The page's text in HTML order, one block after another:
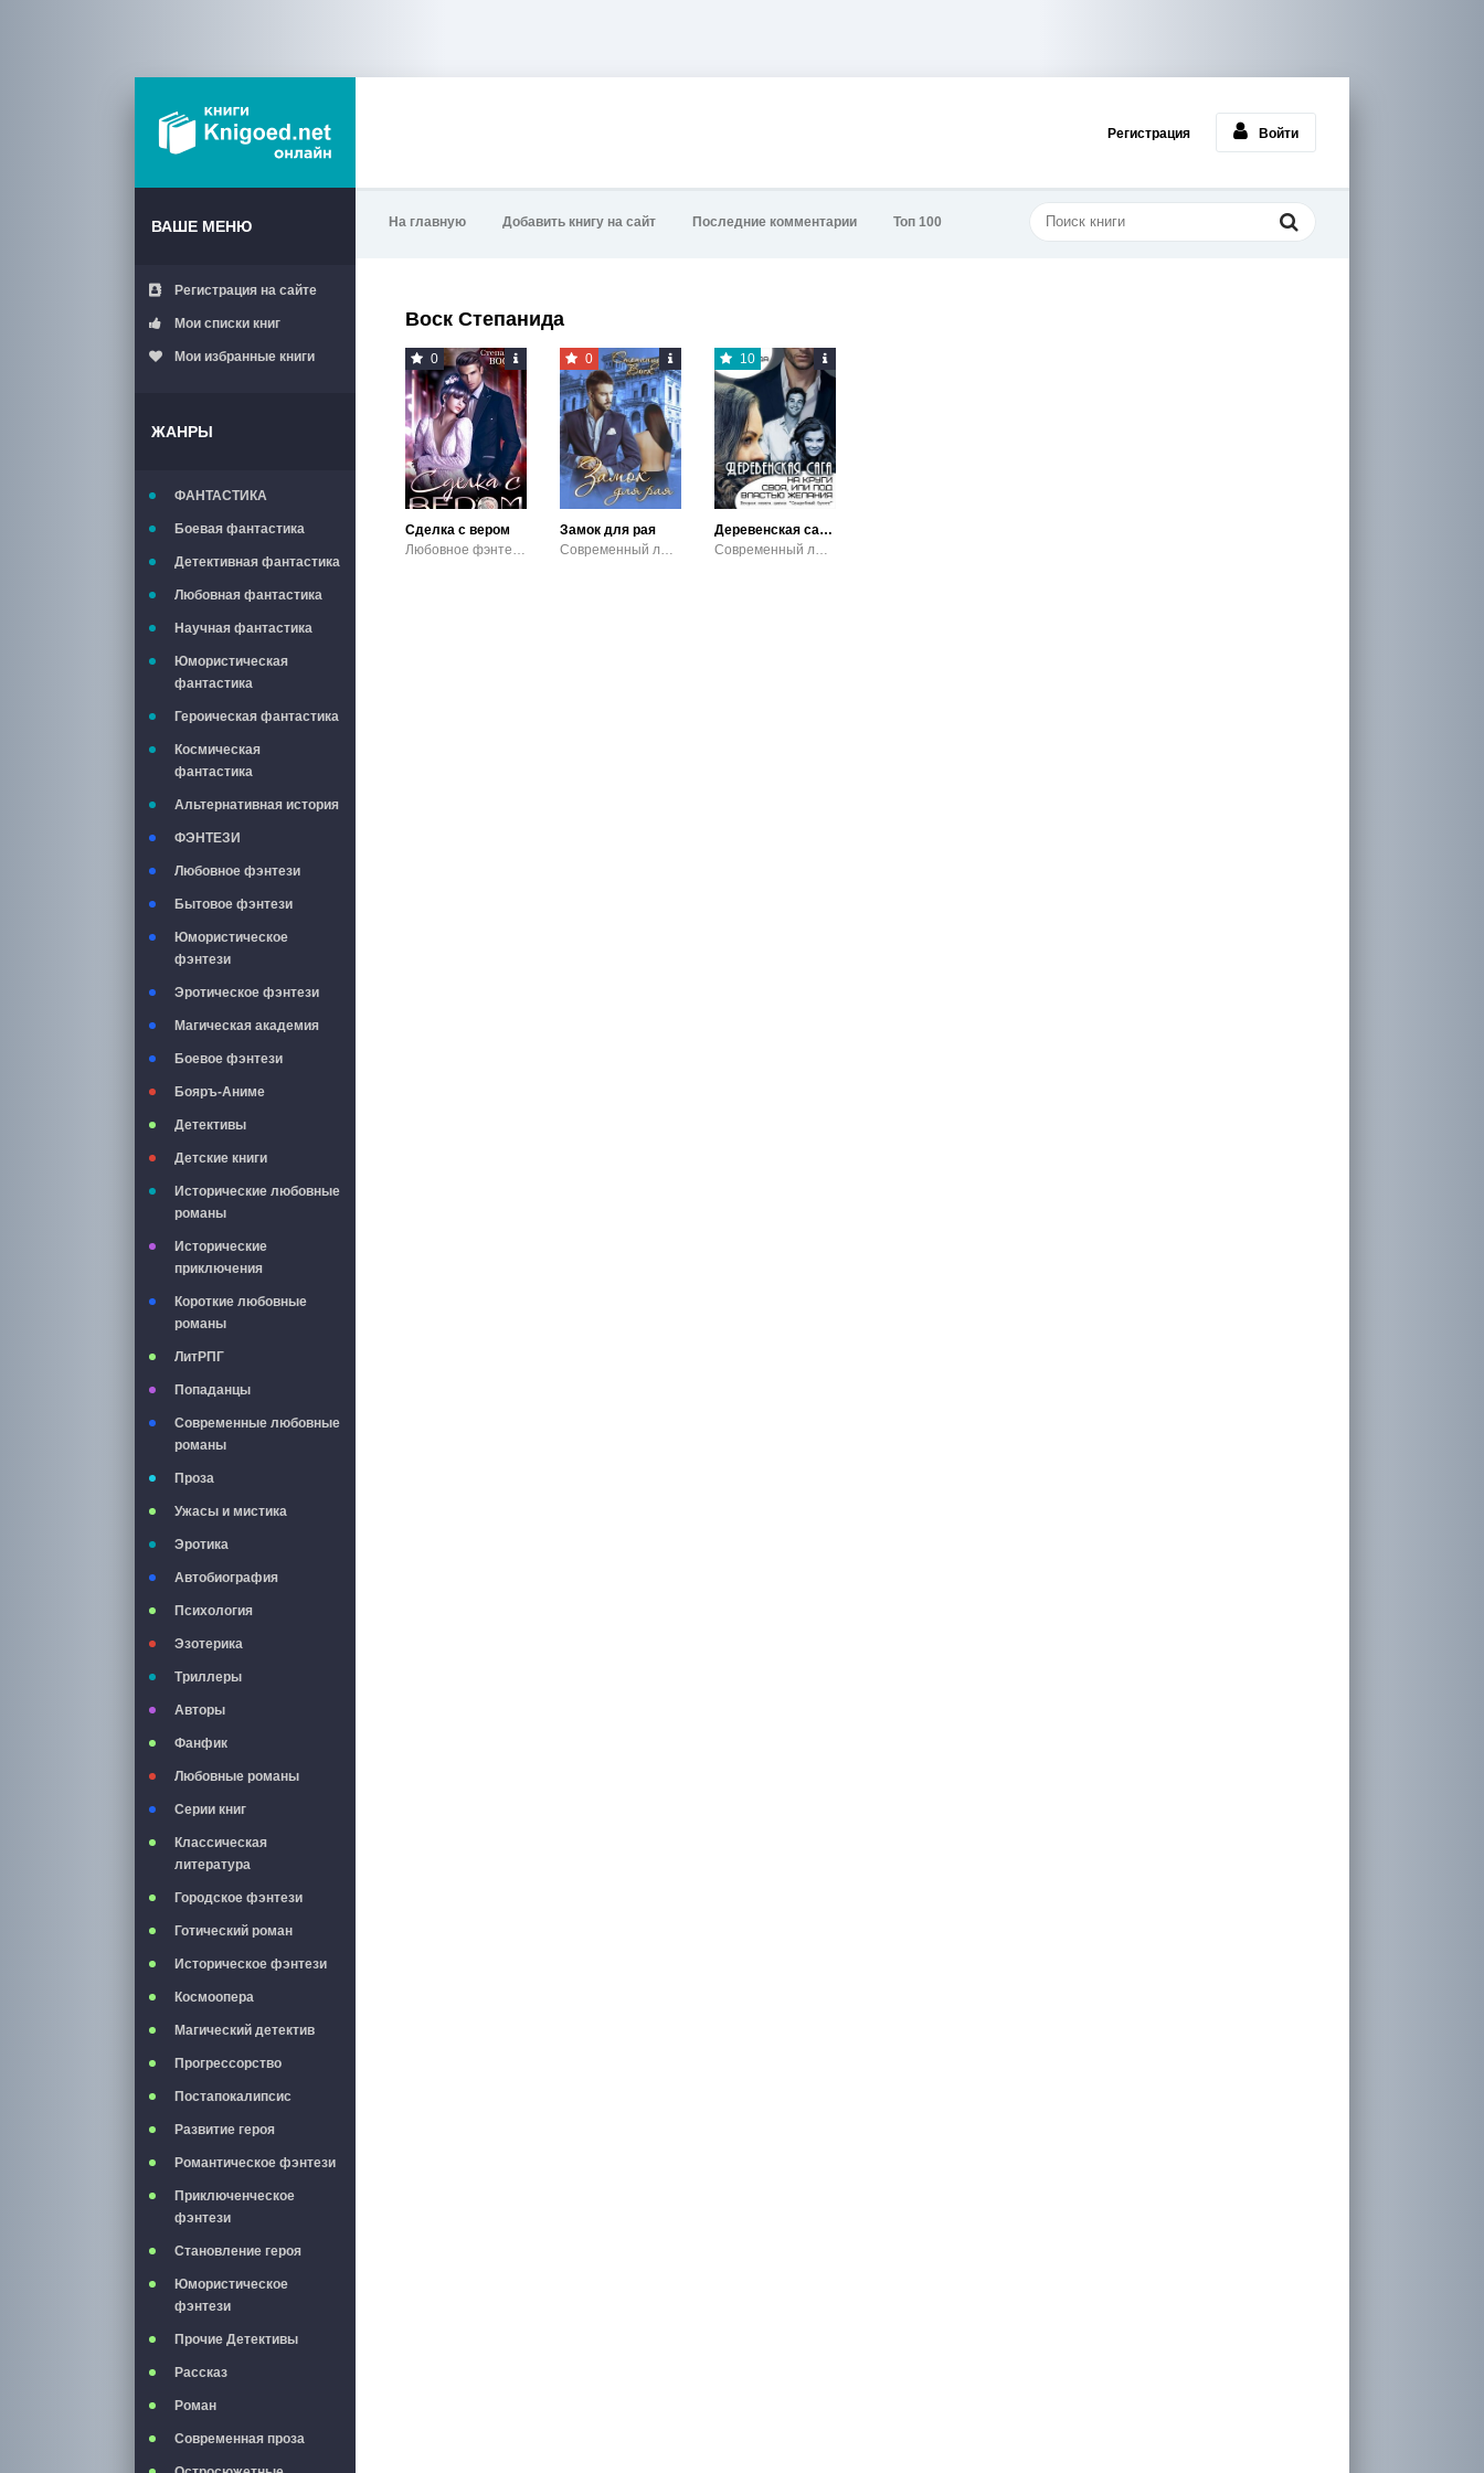
Регистрация Войти
ВАШЕ МЕНЮ
Регистрация на сайте
Мои списки книг
Мои избранные книги
ЖАНРЫ
ФАНТАСТИКА
Боевая фантастика
Детективная фантастика
Любовная фантастика
Научная фантастика
Юмористическая
фантастика
Героическая фантастика
Космическая
фантастика
Альтернативная история
ФЭНТЕЗИ
Любовное фэнтези
Бытовое фэнтези
Юмористическое
фэнтези
Эротическое фэнтези
Магическая академия
Боевое фэнтези
Бояръ-Аниме
Детективы
Детские книги
Исторические любовные
романы
Исторические
приключения
Короткие любовные
романы
ЛитРПГ
Попаданцы
Современные любовные
романы
Проза
Ужасы и мистика
Эротика
Автобиография
Психология
Эзотерика
Триллеры
Авторы
Фанфик
Любовные романы
Серии книг
Классическая
литература
Городское фэнтези
Готический роман
Историческое фэнтези
Космоопера
Магический детектив
Прогрессорство
Постапокалипсис
Развитие героя
Романтическое фэнтези
Приключенческое
фэнтези
Становление героя
Юмористическое
фэнтези
Прочие Детективы
Рассказ
Роман
Современная проза
На главную Добавить книгу на сайт Последние комментарии Топ 100
Воск Степанида
0
Сделка с вером
Любовное фэнтези / Приключенческое фэнтези / Городское фэнтези
0
Замок для рая
Современный любовный роман / Эротика
10
Деревенская сага. На круги своя, или под властью желания
Современный любовный роман